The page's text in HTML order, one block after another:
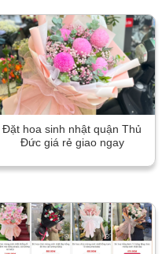
Đặt hoa sinh nhật quận Thủ
Đức giá rẻ giao ngay